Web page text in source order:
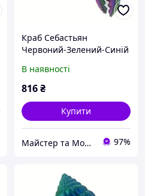
Краб Себастьян
Червоний-Зелений-Синій
В наявності
816₴
Купити
Майстер та Модниця 97%